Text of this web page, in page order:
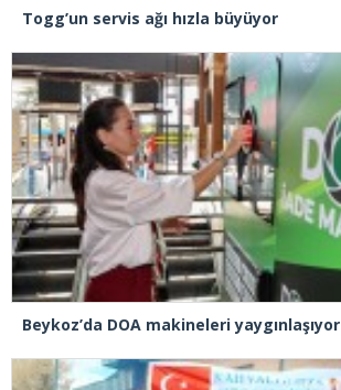
Togg’un servis ağı hızla büyüyor
Beykoz’da DOA makineleri yaygınlaşıyor